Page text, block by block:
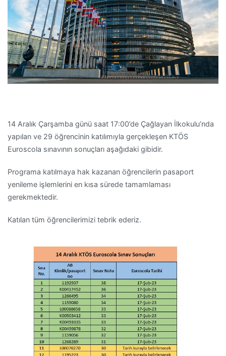
14 Aralık Çarşamba günü saat 17:00’de Çağlayan İlkokulu’nda
yapılan ve 29 öğrencinin katılımıyla gerçekleşen KTÖS
Euroscola sınavının sonuçları aşağıdaki gibidir.
Programa katılmaya hak kazanan öğrencilerin pasaport
yenileme işlemlerini en kısa sürede tamamlaması
gerekmektedir.
Katılan tüm öğrencilerimizi tebrik ederiz.